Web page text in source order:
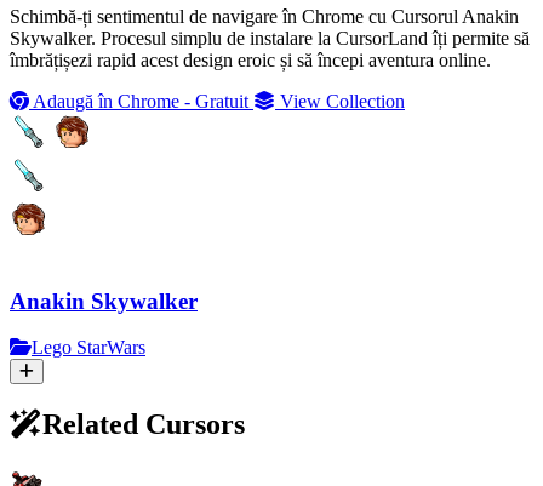
Schimbă-ți sentimentul de navigare în Chrome cu Cursorul Anakin
Skywalker. Procesul simplu de instalare la CursorLand îți permite să
îmbrățișezi rapid acest design eroic și să începi aventura online.
Adaugă în Chrome - Gratuit
View Collection
Anakin Skywalker
Lego StarWars
Related Cursors